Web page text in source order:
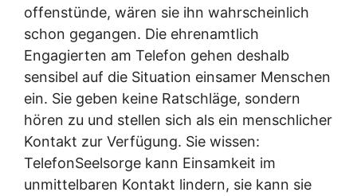
offenstünde, wären sie ihn wahrscheinlich
schon gegangen. Die ehrenamtlich
Engagierten am Telefon gehen deshalb
sensibel auf die Situation einsamer Menschen
ein. Sie geben keine Ratschläge, sondern
hören zu und stellen sich als ein menschlicher
Kontakt zur Verfügung. Sie wissen:
TelefonSeelsorge kann Einsamkeit im
unmittelbaren Kontakt lindern, sie kann sie